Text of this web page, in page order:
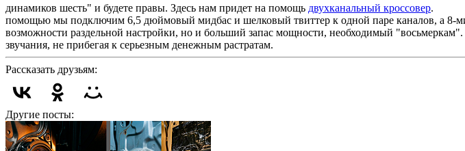
динамиков шесть" и будете правы. Здесь нам придет на помощь двухканальный кроссовер.
помощью мы подключим 6,5 дюймовый мидбас и шелковый твиттер к одной паре каналов, а
возможности раздельной настройки, но и больший запас мощности, необходимый
звучания, не прибегая к серьезным денежным растратам.
Рассказать друзьям:
Другие посты: